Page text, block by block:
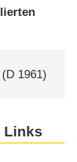
(D 1961)
Links